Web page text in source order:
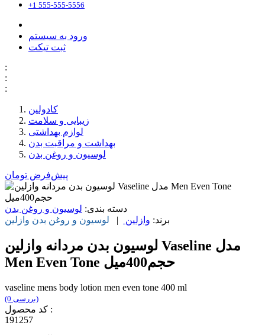
+1 555-555-5556
ورود به سیستم
ثبت تیکت
:
:
:
کادولین
زیبایی و سلامت
لوازم بهداشتی
بهداشت و مراقبت بدن
لوسیون و روغن بدن
پیش‌فرض تومان
دسته بندی: لوسیون و روغن بدن
برند: وازلین | لوسیون و روغن بدن وازلین
لوسیون بدن مردانه وازلین Vaseline مدل
Men Even Tone حجم400میل
vaseline mens body lotion men even tone 400 ml
(0 بررسی)
کد محصول :
191257